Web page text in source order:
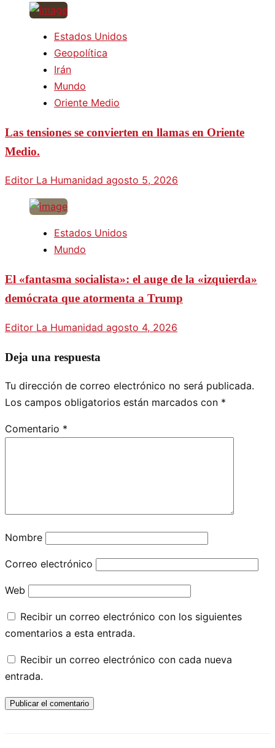
Estados Unidos
Geopolítica
Irán
Mundo
Oriente Medio
Las tensiones se convierten en llamas en Oriente
Medio.
Editor La Humanidad agosto 5, 2026
Estados Unidos
Mundo
El «fantasma socialista»: el auge de la «izquierda»
demócrata que atormenta a Trump
Editor La Humanidad agosto 4, 2026
Deja una respuesta
Tu dirección de correo electrónico no será publicada.
Los campos obligatorios están marcados con *
Comentario *
Nombre
Correo electrónico
Web
Recibir un correo electrónico con los siguientes
comentarios a esta entrada.
Recibir un correo electrónico con cada nueva
entrada.